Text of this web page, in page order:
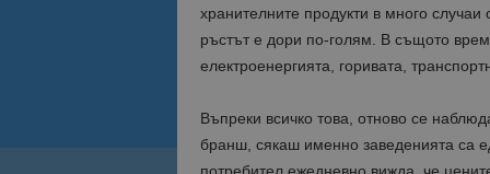
хранителните продукти в много
ръстът е дори по-голям. В същото
електроенергията, горивата,
Въпреки всичко това, отново се
бранш, сякаш именно заведенията са